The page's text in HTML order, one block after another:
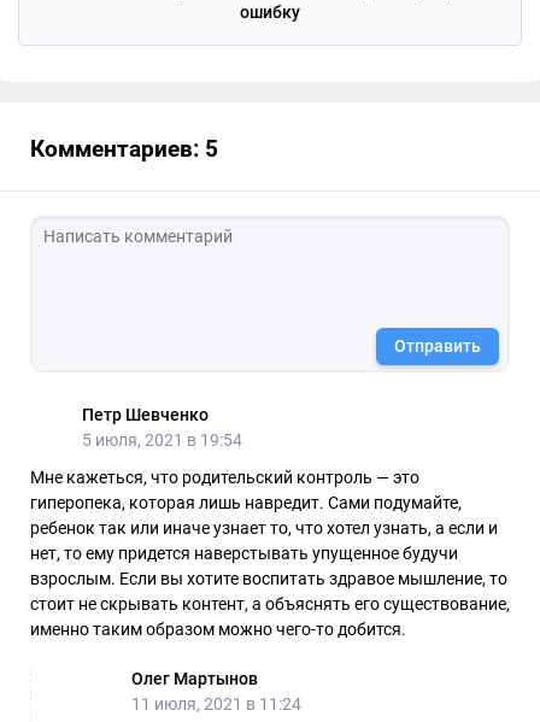
ошибку
Комментариев: 5
Отправить
Петр Шевченко
5 июля, 2021 в 19:54
Мне кажеться, что родительский контроль — это
гиперопека, которая лишь навредит. Сами подумайте,
ребенок так или иначе узнает то, что хотел узнать, а если и
нет, то ему придется наверстывать упущенное будучи
взрослым. Если вы хотите воспитать здравое мышление, то
стоит не скрывать контент, а объяснять его существование,
именно таким образом можно чего-то добится.
Олег Мартынов
11 июля, 2021 в 11:24